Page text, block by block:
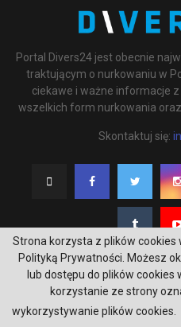
Portal Divers24 jest obecnie
traktującym o nurkowaniu w
ciekawe i ważne informacje
wszelkich form nurkowania
Skontaktuj się:
@2020 - underwatermedia.pl. All
Tworzenie stron
Strona korzysta z plików cookies
Polityką Prywatności. Możesz
lub dostępu do plików
korzystanie ze strony
wykorzystywanie plików cookies.